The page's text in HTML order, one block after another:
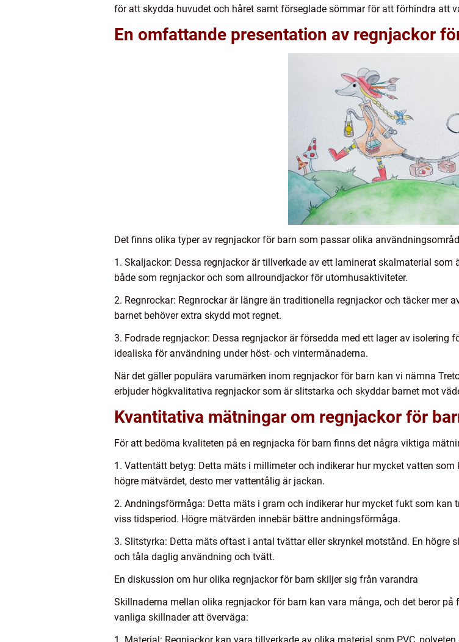
för att skydda huvudet och håret samt förseglade sömmar för att förhindra att
En omfattande presentation av regnjackor
Det finns olika typer av regnjackor för barn som passar olika
1. Skaljackor: Dessa regnjackor är tillverkade av ett laminerat skalmaterial
både som regnjackor och som allroundjackor för utomhusaktiviteter.
2. Regnrockar: Regnrockar är längre än traditionella regnjackor och täcker mer
barnet behöver extra skydd mot regnet.
3. Fodrade regnjackor: Dessa regnjackor är försedda med ett lager av isolering
idealiska för användning under höst- och vintermånaderna.
När det gäller populära varumärken inom regnjackor för barn kan vi nämna
erbjuder högkvalitativa regnjackor som är slitstarka och skyddar barnet mot
Kvantitativa mätningar om regnjackor för
För att bedöma kvaliteten på en regnjacka för barn finns det några viktiga
1. Vattentätt betyg: Detta mäts i millimeter och indikerar hur mycket vatten
högre mätvärdet, desto mer vattentålig är jackan.
2. Andningsförmåga: Detta mäts i gram och indikerar hur mycket fukt som kan
viss tidsperiod. Högre mätvärden innebär bättre andningsförmåga.
3. Slitstyrka: Detta mäts oftast i antal tvättar eller skrynkel motstånd. En högre
och tåla daglig användning och tvätt.
En diskussion om hur olika regnjackor för barn skiljer sig från varandra
Skillnaderna mellan olika regnjackor för barn kan vara många, och det beror
vanliga skillnader att överväga: